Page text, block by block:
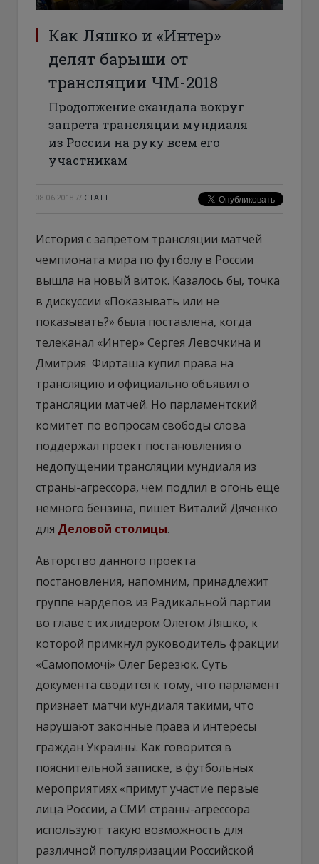
Как Ляшко и «Интер»
делят барыши от
трансляции ЧМ-2018
Продолжение скандала вокруг
запрета трансляции мундиаля
из России на руку всем его
участникам
08.06.2018 // СТАТТІ
История с запретом трансляции матчей
чемпионата мира по футболу в России
вышла на новый виток. Казалось бы, точка
в дискуссии «Показывать или не
показывать?» была поставлена, когда
телеканал «Интер» Сергея Левочкина и
Дмитрия Фирташа купил права на
трансляцию и официально объявил о
трансляции матчей. Но парламентский
комитет по вопросам свободы слова
поддержал проект постановления о
недопущении трансляции мундиаля из
страны-агрессора, чем подлил в огонь еще
немного бензина, пишет Виталий Дяченко
для Деловой столицы.
Авторство данного проекта
постановления, напомним, принадлежит
группе нардепов из Радикальной партии
во главе с их лидером Олегом Ляшко, к
которой примкнул руководитель фракции
«Самопомочі» Олег Березюк. Суть
документа сводится к тому, что парламент
признает матчи мундиаля такими, что
нарушают законные права и интересы
граждан Украины. Как говорится в
пояснительной записке, в футбольных
мероприятиях «примут участие первые
лица России, а СМИ страны-агрессора
используют такую возможность для
различной популяризации Российской